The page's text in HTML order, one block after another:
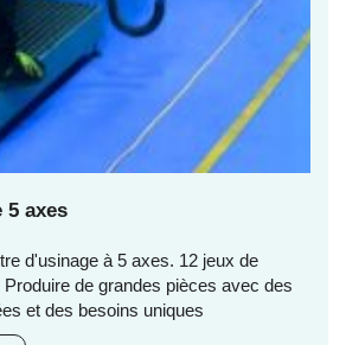
5 axes
d'usinage à 5 axes. 12 jeux de
de grandes pièces avec des
et des besoins uniques